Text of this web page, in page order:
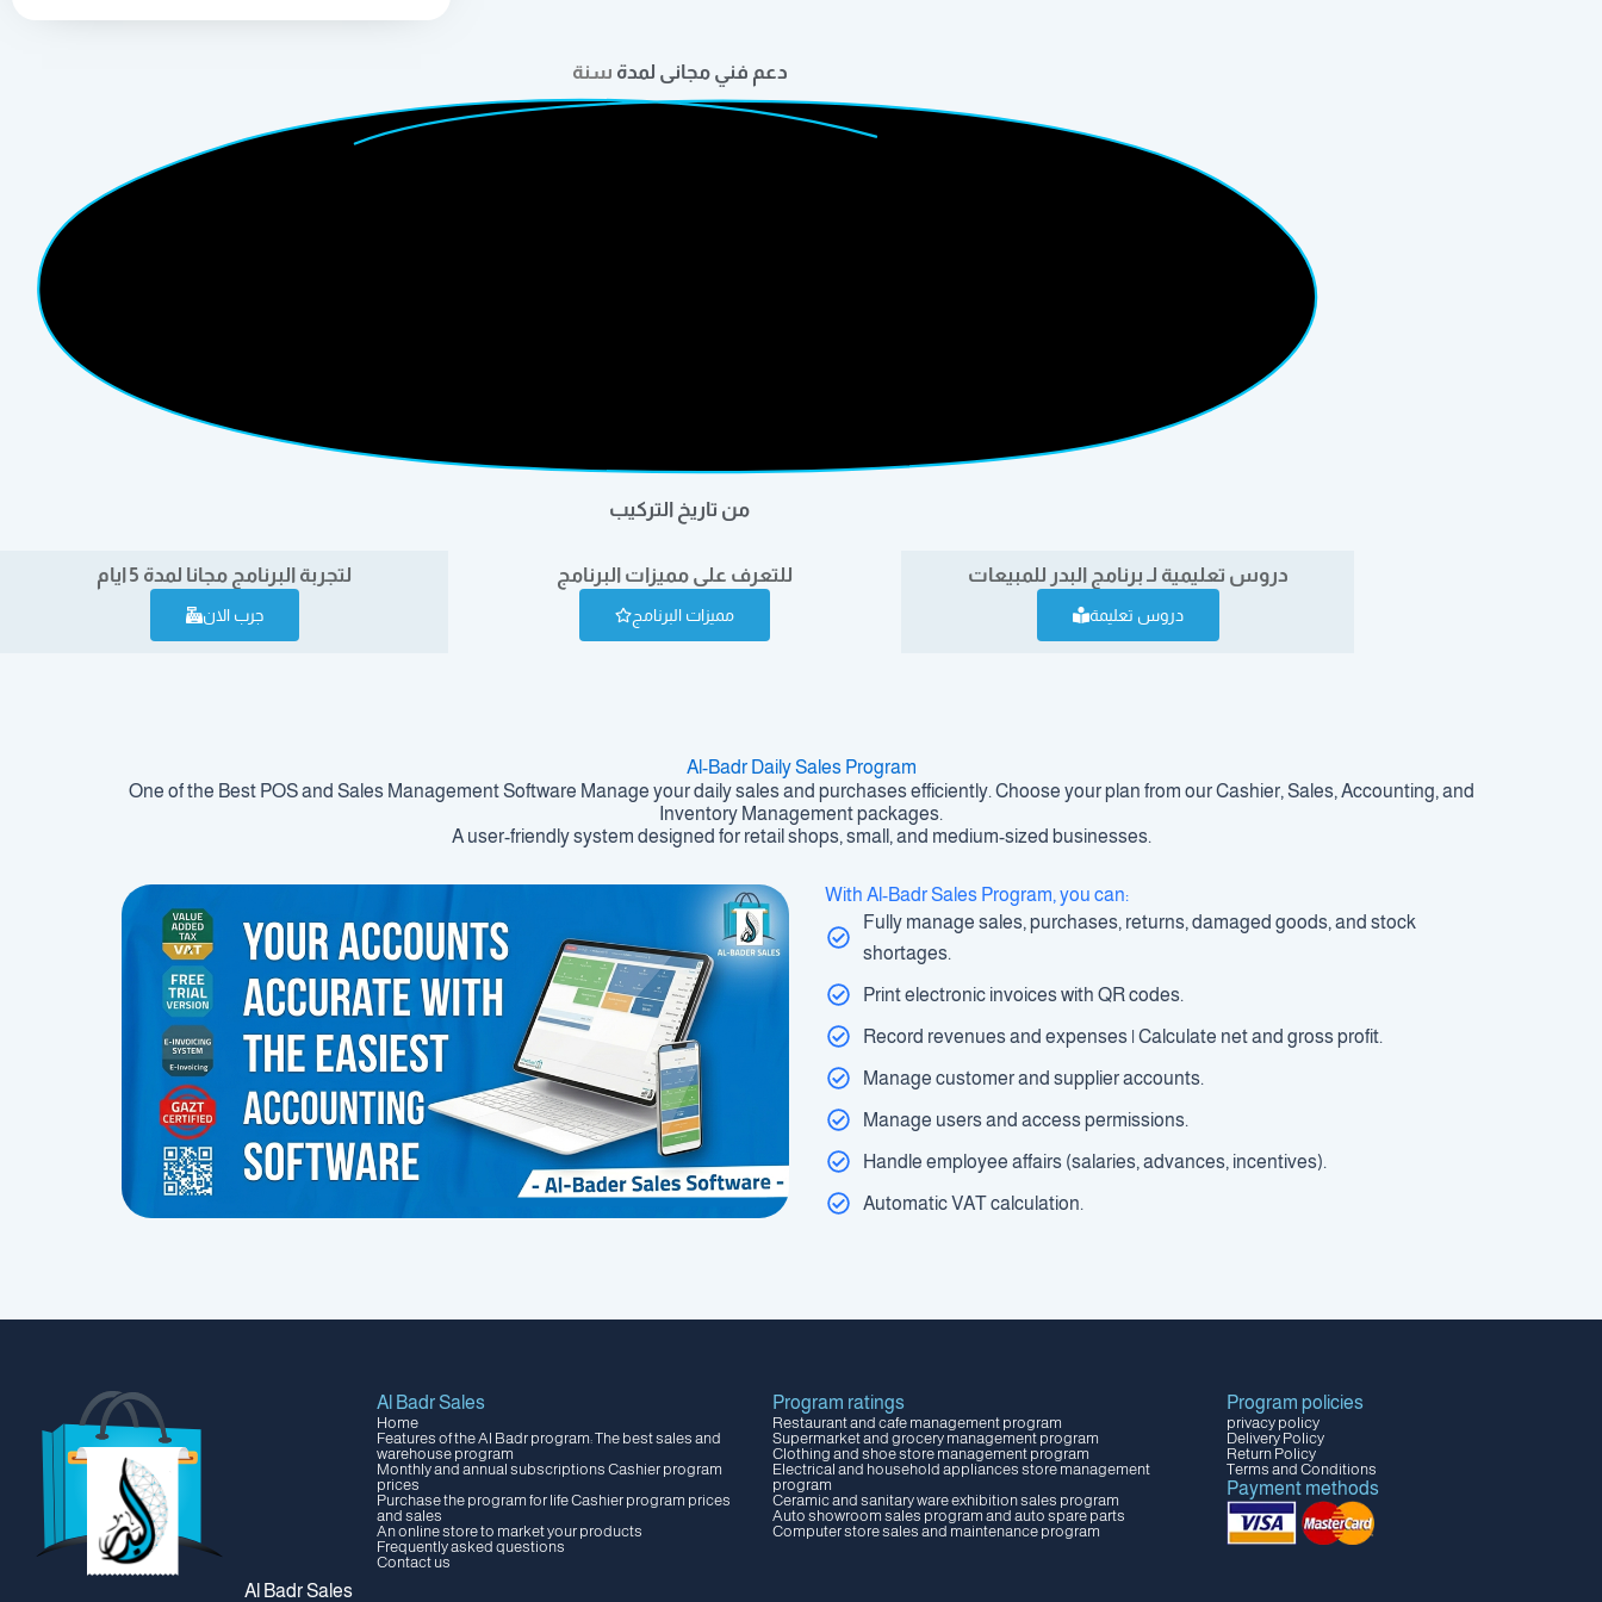
دعم فني مجانى لمدة سنة
من تاريخ التركيب
لتجربة البرنامج مجانا لمدة 5 ايام
جرب الان
للتعرف على مميزات البرنامج
مميزات البرنامج
دروس تعليمية لـ برنامج البدر للمبيعات
دروس تعليمة
Al-Badr Daily Sales Program
One of the Best POS and Sales Management Software Manage your daily sales and purchases efficiently. Choose your plan from our Cashier, Sales, Accounting, and
Inventory Management packages.
A user-friendly system designed for retail shops, small, and medium-sized businesses.
With Al-Badr Sales Program, you can:
Fully manage sales, purchases, returns, damaged goods, and stock
shortages.
Print electronic invoices with QR codes.
Record revenues and expenses | Calculate net and gross profit.
Manage customer and supplier accounts.
Manage users and access permissions.
Handle employee affairs (salaries, advances, incentives).
Automatic VAT calculation.
Al Badr Sales
Al Badr Sales
Home
Features of the Al Badr program: The best sales and
warehouse program
Monthly and annual subscriptions Cashier program
prices
Purchase the program for life Cashier program prices
and sales
An online store to market your products
Frequently asked questions
Contact us
Program ratings
Restaurant and cafe management program
Supermarket and grocery management program
Clothing and shoe store management program
Electrical and household appliances store management
program
Ceramic and sanitary ware exhibition sales program
Auto showroom sales program and auto spare parts
Computer store sales and maintenance program
Program policies
privacy policy
Delivery Policy
Return Policy
Terms and Conditions
Payment methods